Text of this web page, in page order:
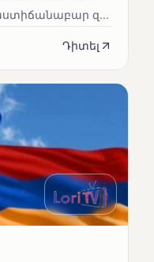
զ...
Դիտել